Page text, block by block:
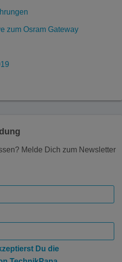
zum Osram Gateway
Melde Dich zum Newsletter
Du die